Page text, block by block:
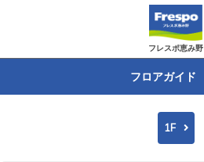
フレスポ恵み野
フロアガイド
1F